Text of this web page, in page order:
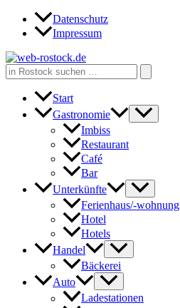
Zum
Inhalt
Datenschutz
Impressum
Search
for:
Start
Gastronomie
Imbiss
Restaurant
Café
Bar
Unterkünfte
Ferienhaus/-wohnung
Hotel
Hotels
Handel
Bäckerei
Auto
Ladestationen